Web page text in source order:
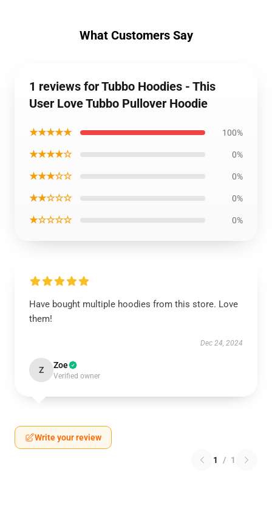
What Customers Say
1 reviews for Tubbo Hoodies - This
User Love Tubbo Pullover Hoodie
★★★★★ 100%
★★★★☆ 0%
★★★☆☆ 0%
★★☆☆☆ 0%
★☆☆☆☆ 0%
Have bought multiple hoodies from this store. Love
them!
Dec 24, 2024
Z Zoe
Verified owner
Write your review
1 / 1